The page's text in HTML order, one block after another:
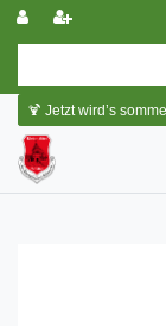
🍹 Jetzt wird’s sommerlich: Mit den